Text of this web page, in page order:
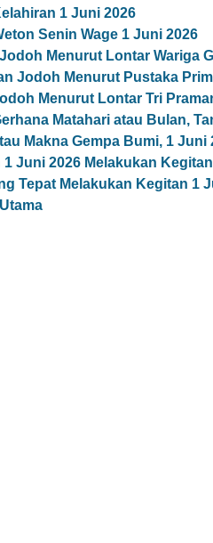
1 Juni 2026
Senin Wage 1 Juni 2026
Menurut Lontar Wariga
Jodoh Menurut Pustaka
Menurut Lontar Tri
Matahari atau Bulan,
Makna Gempa Bumi, 1 Juni
1 Juni 2026 Melakukan
Tepat Melakukan Kegitan 1